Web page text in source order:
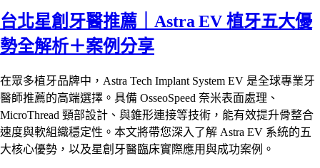
台北星創牙醫推薦｜Astra EV 植牙五大優
勢全解析＋案例分享
在眾多植牙品牌中，Astra Tech Implant System EV 是全球專業牙
醫師推薦的高端選擇。具備 OsseoSpeed 奈米表面處理、
MicroThread 頸部設計、與錐形連接等技術，能有效提升骨整合
速度與軟組織穩定性。本文將帶您深入了解 Astra EV 系統的五
大核心優勢，以及星創牙醫臨床實際應用與成功案例。